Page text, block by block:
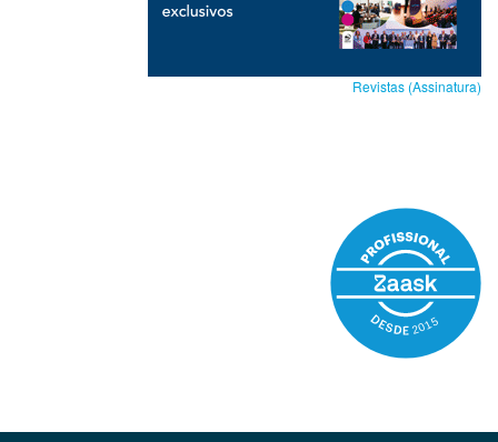
Revistas (Assinatura)